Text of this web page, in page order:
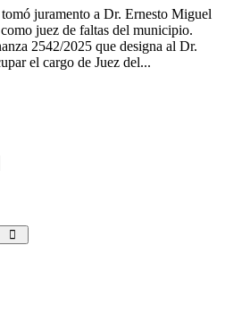
juramento a Dr. Ernesto Miguel
juez de faltas del municipio.
2542/2025 que designa al Dr.
el cargo de Juez del...